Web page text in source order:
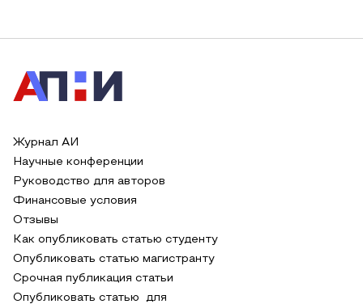
Журнал АИ
Научные конференции
Руководство для авторов
Финансовые условия
Отзывы
Как опубликовать статью студенту
Опубликовать статью магистранту
Срочная публикация статьи
Опубликовать статью для